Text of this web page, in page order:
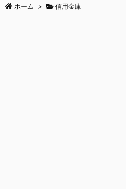
ホーム > 信用金庫